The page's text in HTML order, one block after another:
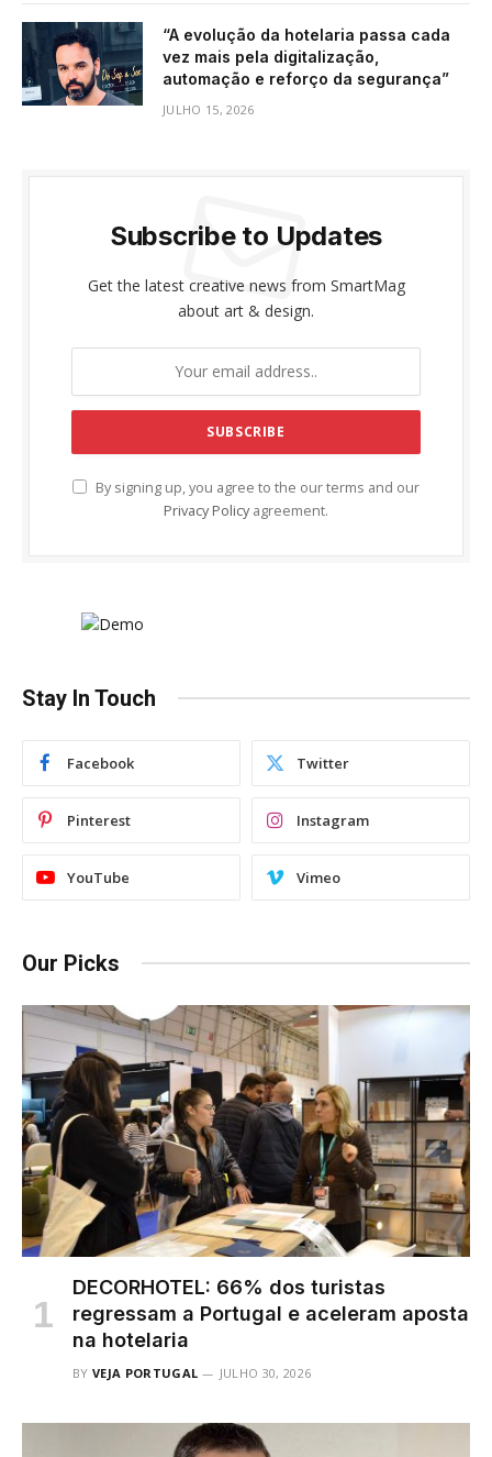
“A evolução da hotelaria passa cada
vez mais pela digitalização,
automação e reforço da segurança”
JULHO 15, 2026
Subscribe to Updates
Get the latest creative news from SmartMag
about art & design.
By signing up, you agree to the our terms and our
Privacy Policy agreement.
Stay In Touch
Facebook Twitter
Pinterest Instagram
YouTube Vimeo
Our Picks
DECORHOTEL: 66% dos turistas
regressam a Portugal e aceleram aposta
na hotelaria
BY VEJA PORTUGAL JULHO 30, 2026